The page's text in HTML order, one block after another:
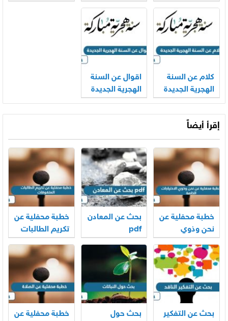
1446
1445 وبداية
1446
كلام عن السنة
الهجرية الجديدة
1446
اقوال عن السنة
الهجرية الجديدة
1446
إقرأ أيضاً
خطبة محفلية عن
نحن وذوي
الاحتياجات
الخاصة
بحث عن المعادن
pdf
خطبة محفلية عن
تكريم الطالبات
المتفوقات
بحث عن التفكير
بحث حول
خطبة محفلية عن